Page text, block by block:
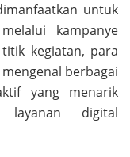
untuk
kampanye
kegiatan, para
berbagai
yang menarik
layanan digital